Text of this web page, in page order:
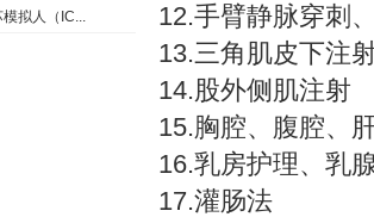
拟人（IC...
12.手臂静脉穿刺
13.三角肌皮下注
14.股外侧肌注射
15.胸腔、腹腔、
16.乳房护理、乳
17.灌肠法